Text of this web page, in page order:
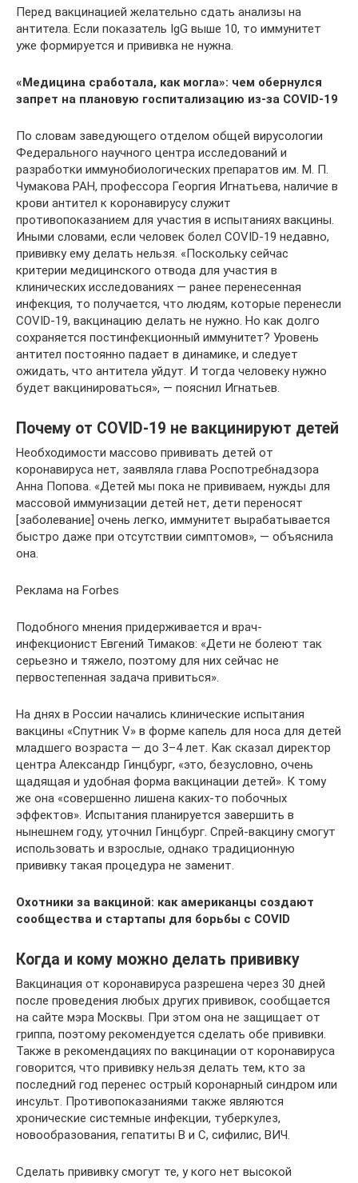
Перед вакцинацией желательно сдать анализы на
антитела. Если показатель IgG выше 10, то иммунитет
уже формируется и прививка не нужна.
«Медицина сработала, как могла»: чем обернулся
запрет на плановую госпитализацию из-за COVID-19
По словам заведующего отделом общей вирусологии
Федерального научного центра исследований и
разработки иммунобиологических препаратов им. М. П.
Чумакова РАН, профессора Георгия Игнатьева, наличие в
крови антител к коронавирусу служит
противопоказанием для участия в испытаниях вакцины.
Иными словами, если человек болел COVID-19 недавно,
прививку ему делать нельзя. «Поскольку сейчас
критерии медицинского отвода для участия в
клинических исследованиях — ранее перенесенная
инфекция, то получается, что людям, которые перенесли
COVID-19, вакцинацию делать не нужно. Но как долго
сохраняется постинфекционный иммунитет? Уровень
антител постоянно падает в динамике, и следует
ожидать, что антитела уйдут. И тогда человеку нужно
будет вакцинироваться», — пояснил Игнатьев.
Почему от COVID-19 не вакцинируют детей
Необходимости массово прививать детей от
коронавируса нет, заявляла глава Роспотребнадзора
Анна Попова. «Детей мы пока не прививаем, нужды для
массовой иммунизации детей нет, дети переносят
[заболевание] очень легко, иммунитет вырабатывается
быстро даже при отсутствии симптомов», — объяснила
она.
Реклама на Forbes
Подобного мнения придерживается и врач-
инфекционист Евгений Тимаков: «Дети не болеют так
серьезно и тяжело, поэтому для них сейчас не
первостепенная задача привиться».
На днях в России начались клинические испытания
вакцины «Спутник V» в форме капель для носа для детей
младшего возраста — до 3–4 лет. Как сказал директор
центра Александр Гинцбург, «это, безусловно, очень
щадящая и удобная форма вакцинации детей». К тому
же она «совершенно лишена каких-то побочных
эффектов». Испытания планируется завершить в
нынешнем году, уточнил Гинцбург. Спрей-вакцину смогут
использовать и взрослые, однако традиционную
прививку такая процедура не заменит.
Охотники за вакциной: как американцы создают
сообщества и стартапы для борьбы с COVID
Когда и кому можно делать прививку
Вакцинация от коронавируса разрешена через 30 дней
после проведения любых других прививок, сообщается
на сайте мэра Москвы. При этом она не защищает от
гриппа, поэтому рекомендуется сделать обе прививки.
Также в рекомендациях по вакцинации от коронавируса
говорится, что прививку нельзя делать тем, кто за
последний год перенес острый коронарный синдром или
инсульт. Противопоказаниями также являются
хронические системные инфекции, туберкулез,
новообразования, гепатиты В и С, сифилис, ВИЧ.
Сделать прививку смогут те, у кого нет высокой